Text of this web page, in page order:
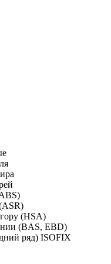
(HSA)
(BAS, EBD)
ряд) ISOFIX